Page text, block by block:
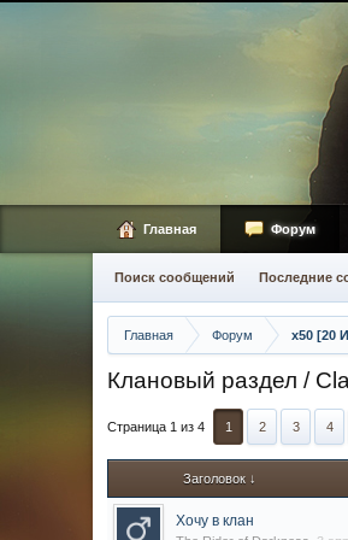
Главная Форум x50
Клановый раздел /
Страница 1 из 4 1 2 3 4
Заголовок ↓
Хочу в клан
Главная Форум
Поиск сообщений Последние